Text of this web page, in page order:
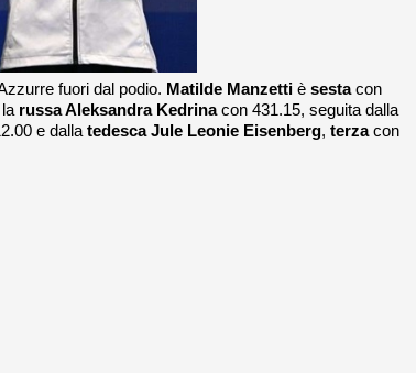
fuori dal podio. Matilde Manzetti è sestacon
la russa Aleksandra Kedrinacon 431.15, seguita dalla
e dalla tedesca Jule Leonie Eisenberg, terzacon